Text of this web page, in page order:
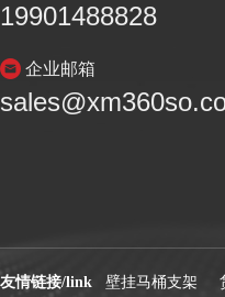
19901488828
企业邮箱
友情链接/link 壁挂马桶支架